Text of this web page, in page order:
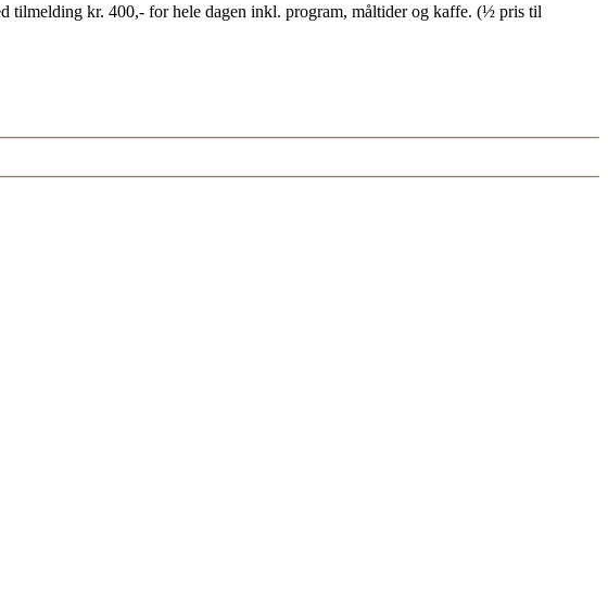
kr. 400,- for hele dagen inkl. program, måltider og kaffe. (½ pris til